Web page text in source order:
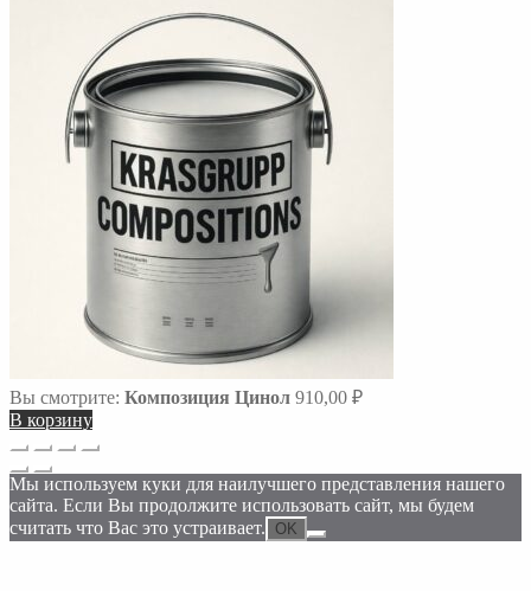
Вы смотрите: Композиция Цинол 910,00 ₽
В корзину
Прокрутка
вверх
Мы используем куки для наилучшего представления нашего
сайта. Если Вы продолжите использовать сайт, мы будем
считать что Вас это устраивает.
OK